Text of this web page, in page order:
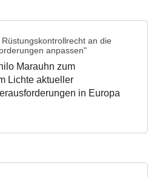
an die
anpassen"
Marauhn zum
Lichte aktueller
in Europa